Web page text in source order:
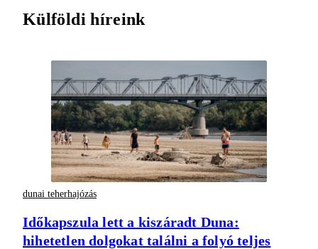
Külföldi híreink
dunai teherhajózás
Időkapszula lett a kiszáradt Duna:
hihetetlen dolgokat találni a folyó teljes